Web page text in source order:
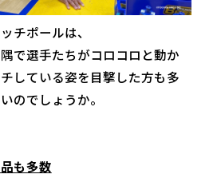
チポールは、
で選手たちがコロコロと動か
している姿を目撃した方も多
のでしょうか。
も多数